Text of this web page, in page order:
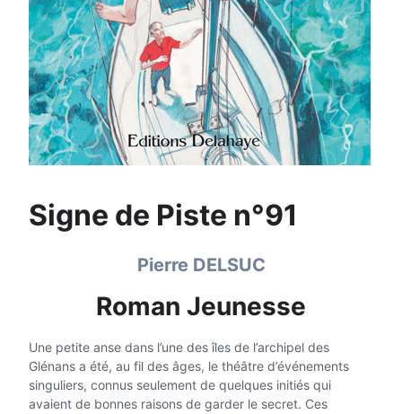
Signe de Piste n°91
Pierre DELSUC
Roman Jeunesse
Une petite anse dans l’une des îles de l’archipel des
Glénans a été, au fil des âges, le théâtre d’événements
singuliers, connus seulement de quelques initiés qui
avaient de bonnes raisons de garder le secret. Ces